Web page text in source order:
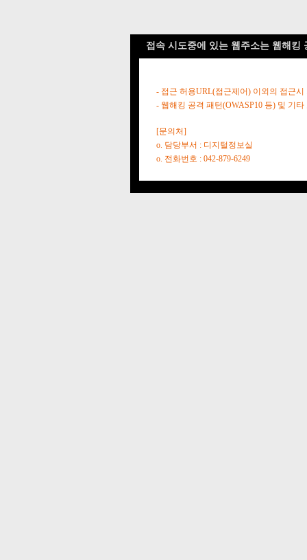
접속 시도중에 있는 웹주소는 웹해킹
- 접근 허용URL(접근제어) 이외의 접근시
- 웹해킹 공격 패턴(OWASP10 등) 및 기
[문의처]
o. 담당부서 : 디지털정보실
o. 전화번호 : 042-879-6249